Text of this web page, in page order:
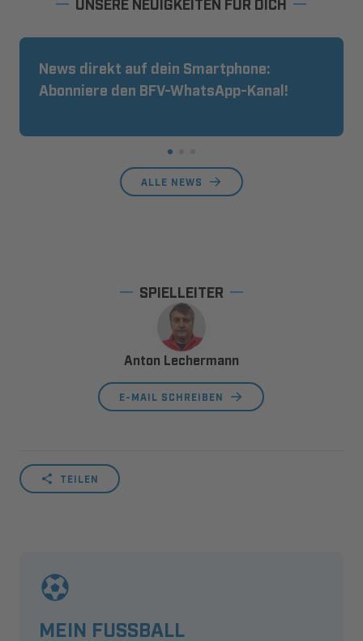
News direkt auf dein Smartphone:
Abonniere den BFV-WhatsApp-Kanal!
ALLE NEWS
SPIELLEITER
Anton Lechermann
E-MAIL SCHREIBEN
TEILEN
MEIN FUSSBALL